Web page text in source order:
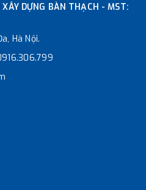
DỰNG BÀN THẠCH - MST:
Hà Nội.